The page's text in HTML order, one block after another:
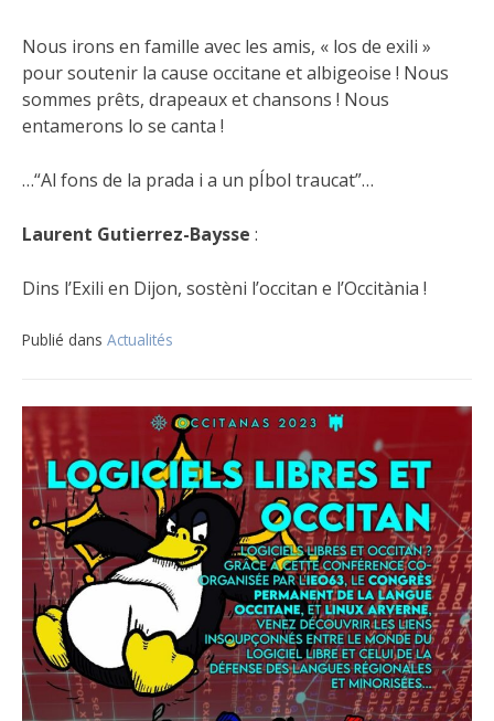
Nous irons en famille avec les amis, « los de exili »
pour soutenir la cause occitane et albigeoise ! Nous
sommes prêts, drapeaux et chansons ! Nous
entamerons lo se canta !
…“Al fons de la prada i a un pÍbol traucat”…
Laurent Gutierrez-Baysse :
Dins l’Exili en Dijon, sostèni l’occitan e l’Occitània !
Publié dans Actualités